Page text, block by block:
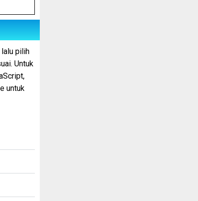
lalu pilih
Untuk
untuk